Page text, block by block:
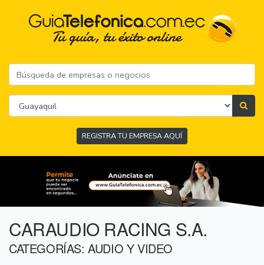
REGISTRA TU EMPRESA AQUÍ
CARAUDIO RACING S.A.
CATEGORÍAS: AUDIO Y VIDEO